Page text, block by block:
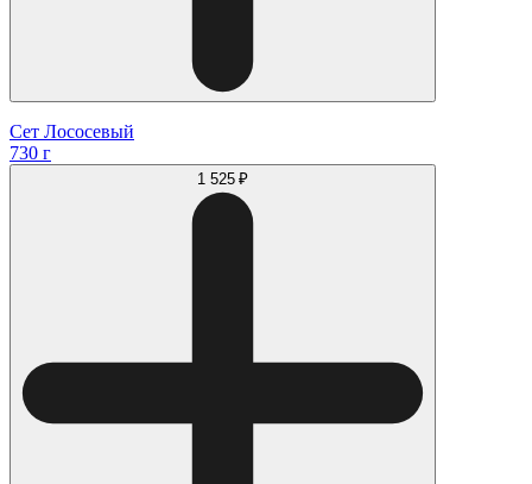
Сет Лососевый
730 г
1 525 ₽